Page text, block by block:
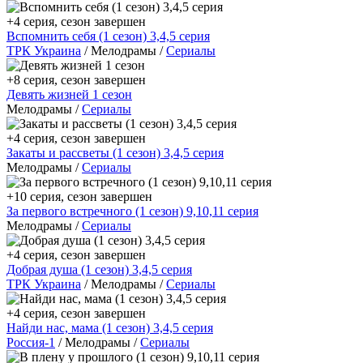
+4 серия, сезон завершен
Вспомнить себя (1 сезон) 3,4,5 серия
ТРК Украина / Мелодрамы /Сериалы
+8 серия, сезон завершен
Девять жизней 1 сезон
Мелодрамы /Сериалы
+4 серия, сезон завершен
Закаты и рассветы (1 сезон) 3,4,5 серия
Мелодрамы /Сериалы
+10 серия, сезон завершен
За первого встречного (1 сезон) 9,10,11 серия
Мелодрамы /Сериалы
+4 серия, сезон завершен
Добрая душа (1 сезон) 3,4,5 серия
ТРК Украина / Мелодрамы /Сериалы
+4 серия, сезон завершен
Найди нас, мама (1 сезон) 3,4,5 серия
Россия-1 / Мелодрамы /Сериалы